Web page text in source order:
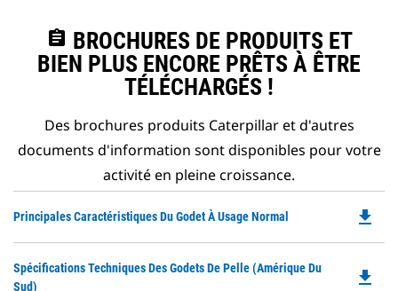
assignment BROCHURES DE PRODUITS ET
BIEN PLUS ENCORE PRÊTS À ÊTRE
TÉLÉCHARGÉS !
Des brochures produits Caterpillar et d'autres
documents d'information sont disponibles pour votre
activité en pleine croissance.
Principales Caractéristiques Du Godet À Usage Normal file_download
Spécifications Techniques Des Godets De Pelle (Amérique Du
Sud)
file_download